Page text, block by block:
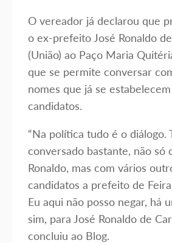
O vereador já declarou que
o ex-prefeito José Ronaldo
(União) ao Paço Maria
que se permite conversar
nomes que já se
candidatos.
“Na política tudo é o diálogo.
conversado bastante, não só
Ronaldo, mas com vários
candidatos a prefeito de
Eu aqui não posso negar, há
sim, para José Ronaldo de
concluiu ao Blog.